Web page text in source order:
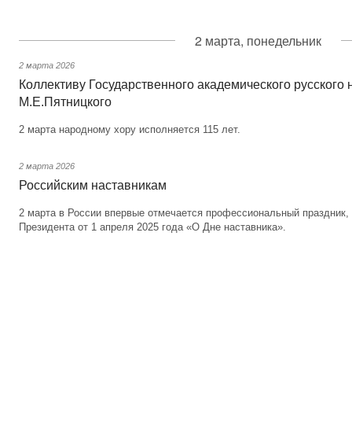
2 марта, понедельник
2 марта 2026
Коллективу Государственного академического
М.Е.Пятницкого
2 марта народному хору исполняется 115 лет.
2 марта 2026
Российским наставникам
2 марта в России впервые отмечается профессиональный
Президента от 1 апреля 2025 года «О Дне наставника».